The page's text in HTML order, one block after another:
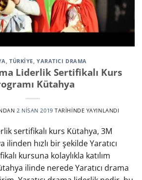
,TÜRKİYE,YARATICI DRAMA
Liderlik Sertifikalı Kurs
Kütahya
2 NISAN 2019 TARIHINDE YAYINLANDI
sertifikalı kurs Kütahya, 3M
hızlı bir şekilde Yaratıcı
kursuna kolaylıkla katılım
ilinde nerede Yaratıcı drama